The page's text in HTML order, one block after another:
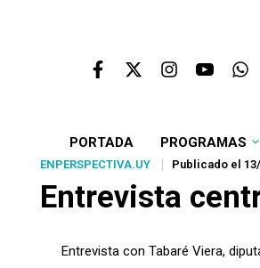
PORTADA PROGRAMAS
ENPERSPECTIVA.UY Publicado el
Entrevista
Entrevista con Tabaré Viera,